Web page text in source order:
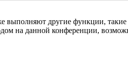
выполняют другие функции,
на данной конференции,